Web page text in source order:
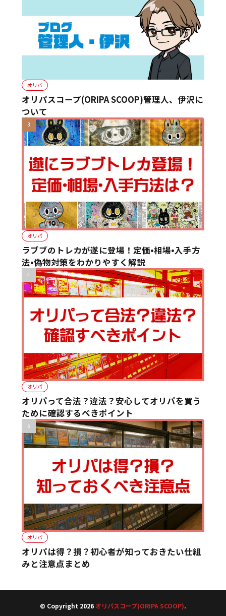
オリパ
オリパスコープ(ORIPA SCOOP)管理人、伊沢に
ついて
オリパ
ラブブのトレカが遂に登場！定価•相場•入手方
法•偽物対策をわかりやすく解説
オリパ
オリパって合法？違法？安心してオリパを買う
ために確認するべきポイント
オリパ
オリパは得？損？初心者が知っておきたい仕組
みと注意点まとめ
© Copyright 2026オリパスコープ(ORIPA SCOOP).